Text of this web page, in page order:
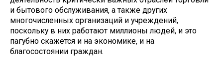
и бытового обслуживания, а также других
многочисленных организаций и учреждений,
поскольку в них работают миллионы людей, и это
пагубно скажется и на экономике, и на
благосостоянии граждан.